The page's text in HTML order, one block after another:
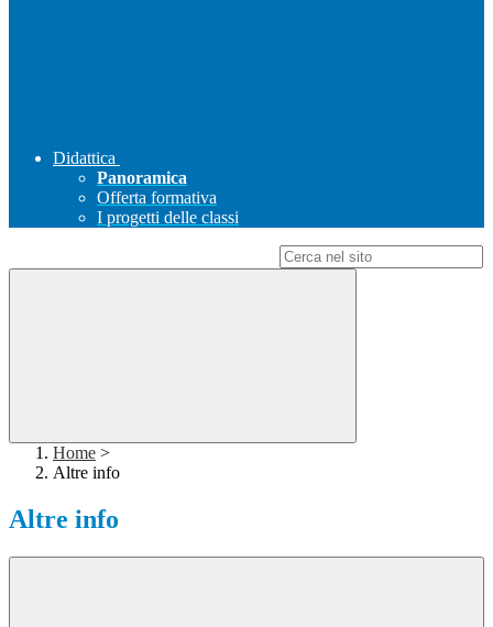
Didattica
Panoramica
Offerta formativa
I progetti delle classi
Home >
Altre info
Altre info